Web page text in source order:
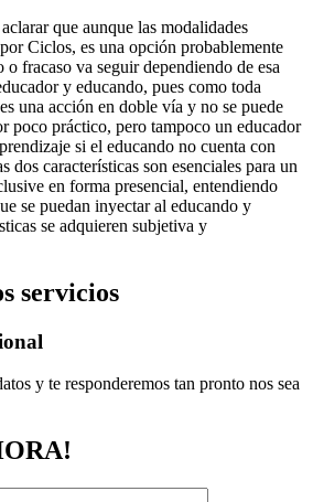
que aunque las modalidades
Ciclos, es una opción probablemente
fracaso va seguir dependiendo de esa
y educando, pues como toda
una acción en doble vía y no se puede
poco práctico, pero tampoco un educador
si el educando no cuenta con
dos características son esenciales para un
en forma presencial, entendiendo
se puedan inyectar al educando y
se adquieren subjetiva y
servicios
y te responderemos tan pronto nos sea